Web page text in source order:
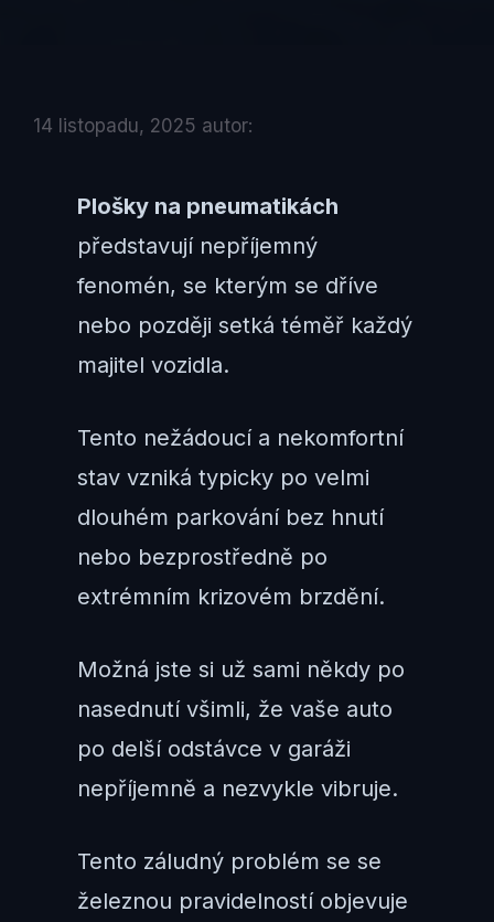
14 listopadu, 2025 autor:
Plošky na pneumatikách
představují nepříjemný
fenomén, se kterým se dříve
nebo později setká téměř každý
majitel vozidla.
Tento nežádoucí a nekomfortní
stav vzniká typicky po velmi
dlouhém parkování bez hnutí
nebo bezprostředně po
extrémním krizovém brzdění.
Možná jste si už sami někdy po
nasednutí všimli, že vaše auto
po delší odstávce v garáži
nepříjemně a nezvykle vibruje.
Tento záludný problém se se
železnou pravidelností objevuje